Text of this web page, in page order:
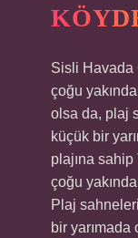
Sisli Havada
çoğu
olsa da, plaj
küçük bir
plajına
çoğu
Plaj
bir